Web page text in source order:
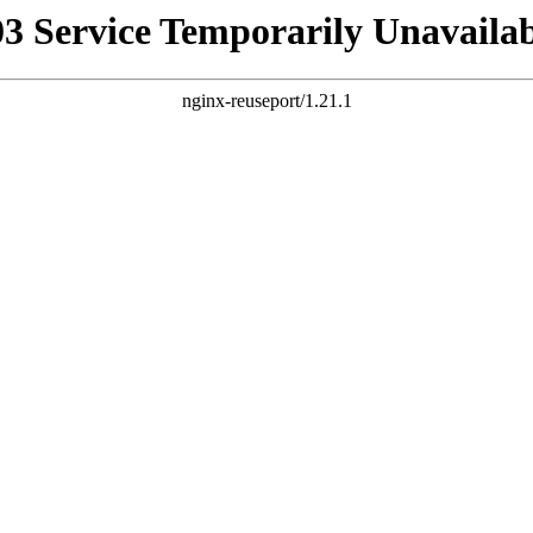
Service Temporarily
nginx-reuseport/1.21.1